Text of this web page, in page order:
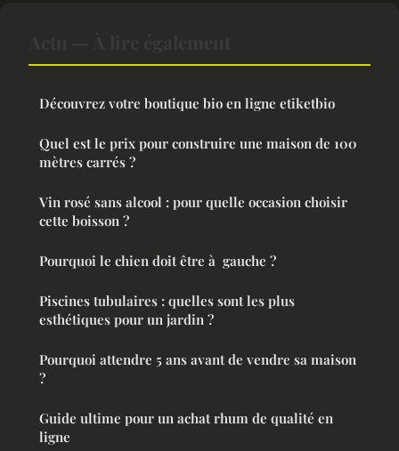
Découvrez votre boutique bio en ligne etiketbio
Quel est le prix pour construire une maison de 100
mètres carrés ?
Vin rosé sans alcool : pour quelle occasion choisir
cette boisson ?
Pourquoi le chien doit être à gauche ?
Piscines tubulaires : quelles sont les plus
esthétiques pour un jardin ?
Pourquoi attendre 5 ans avant de vendre sa maison
?
Guide ultime pour un achat rhum de qualité en
ligne